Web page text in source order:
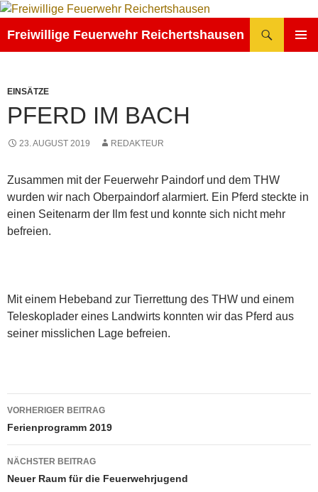
Zum
springen
Freiwillige Feuerwehr Reichertshausen
EINSÄTZE
PFERD IM BACH
23. AUGUST 2019 REDAKTEUR
Zusammen mit der Feuerwehr Paindorf und dem THW
wurden wir nach Oberpaindorf alarmiert. Ein Pferd steckte in
einen Seitenarm der Ilm fest und konnte sich nicht mehr
befreien.
Mit einem Hebeband zur Tierrettung des THW und einem
Teleskoplader eines Landwirts konnten wir das Pferd aus
seiner misslichen Lage befreien.
Beitragsnavigation
VORHERIGER BEITRAG
Ferienprogramm 2019
NÄCHSTER BEITRAG
Neuer Raum für die Feuerwehrjugend